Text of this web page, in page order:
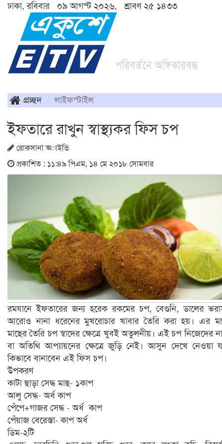
ঢাকা, রবিবার ০৯ আগস্ট ২০২৬, শ্রাবণ ২৫ ১৪৩৩
প্রচ্ছদ লাইফস্টাইল
ইফতারে রাখুন স্বাস্থ্যকর ফিস চপ
রোকসানা অাইভি
প্রকাশিত : ১১:৪৯ পিএম, ১৪ মে ২০১৮ সোমবার
রমযানে ইফতারের জন্য হরেক রকমের চপ, বেগুনি, ডালের
আরোও নানা ধরেনের মুখরোচার খাবার তৈরি করা হয়। এর
মাছের তৈরি চপ স্বাদের ক্ষেত্রে খুবই অতুলনীয়। এই চপ নিজেদের
বা অতিথি আপ্যায়নের ক্ষেত্রে জুড়ি নেই। আসুন দেখে নেওয়া
কিভাবে বানাবেন এই ফিস চপ।
উপকরণ
কাটা ছাড়া সেদ্ধ মাছ- ১কাপ
আলু সেদ্ধ- অর্ধ কাপ
পেঁপে+গাজর সেদ্ধ - অর্ধ কাপ
পেঁয়াজ বেরেস্তা- কাপ অর্ধ
ডিম-২টি